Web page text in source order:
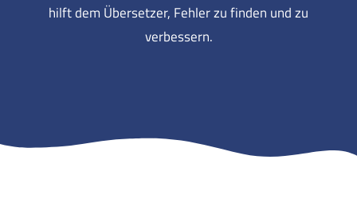
hilft dem Übersetzer, Fehler zu finden und zu
verbessern.